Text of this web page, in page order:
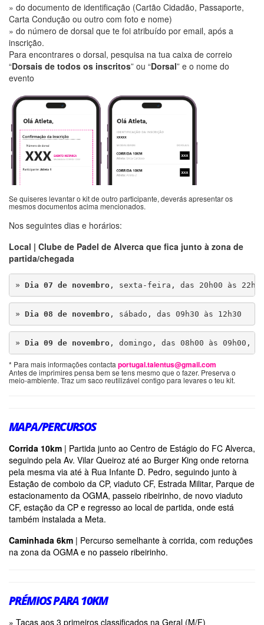
» do documento de identificação (Cartão Cidadão, Passaporte,
Carta Condução ou outro com foto e nome)
» do número de dorsal que te foi atribuído por email, após a
inscrição.
Para encontrares o dorsal, pesquisa na tua caixa de correio
“Dorsais de todos os inscritos” ou “Dorsal” e o nome do
evento
Se quiseres levantar o kit de outro participante, deverás apresentar os
mesmos documentos acima mencionados.
Nos seguintes dias e horários:
Local | Clube de Padel de Alverca que fica junto à zona de
partida/chegada
» Dia 07 de novembro, sexta-feira, das 20h00 às
» Dia 08 de novembro, sábado, das 09h30 às 12h30
» Dia 09 de novembro, domingo, das 08h00 às 09h00,
* Para mais informações contactaportugal.talentus@gmail.com
Antes de imprimires pensa bem se tens mesmo que o fazer. Preserva o
meio-ambiente. Traz um saco reutilizável contigo para levares o teu kit.
MAPA/PERCURSOS
Corrida 10km | Partida junto ao Centro de Estágio do FC Alverca,
seguindo pela Av. Vilar Queiroz até ao Burger King onde retorna
pela mesma via até à Rua Infante D. Pedro, seguindo junto à
Estação de comboio da CP, viaduto CF, Estrada Militar, Parque de
estacionamento da OGMA, passeio ribeirinho, de novo viaduto
CF, estação da CP e regresso ao local de partida, onde está
também instalada a Meta.
Caminhada 6km | Percurso semelhante à corrida, com reduções
na zona da OGMA e no passeio ribeirinho.
PRÉMIOS PARA 10KM
» Taças aos 3 primeiros classificados na Geral (M/F)